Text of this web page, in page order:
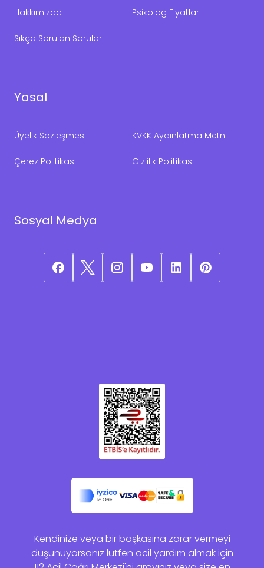
Hakkımızda Psikolog Fiyatları
Sıkça Sorulan Sorular
Yasal
Üyelik Sözleşmesi KVKK Aydınlatma Metni
Çerez Politikası Gizlilik Politikası
Sosyal Medya
Kendinize veya bir başkasına zarar vermeyi
düşünüyorsanız lütfen acil yardım almak için